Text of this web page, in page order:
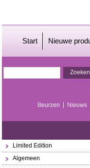
Start Nieuwe
Beurzen Nieuws
Limited Edition
Algemeen